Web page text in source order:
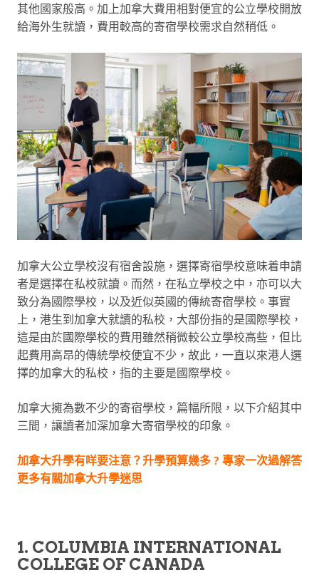
其他國家般高。加上加拿大費用相對便宜的公立學校開放
給海外生就讀，費用較高的寄宿學校需求自然稍低。
加拿大公立學校沒有宿舍設施，選擇寄宿學校意味着申請
者是選擇在私校就讀。而然，在私立學校之中，亦可以大
致分為國際學校，以及近似英國的傳統寄宿學校。事實
上，港生到加拿大就讀的私校，大部份指的是國際學校，
這是由於國際學校的費用雖然稍微較公立學校高些，但比
起費用高昂的傳統學校便宜不少，故此，一直以來港人選
擇的加拿大的私校，指的主要是國際學校。
加拿大擁為數不少的寄宿學校，篇幅所限，以下介紹其中
三間，讓讀者加深加拿大寄宿學校的印象。
加拿大升學有咩要注意？升學預算幾多 ? 專家一次過解答
更多有關加拿大升學迷思
1. COLUMBIA INTERNATIONAL
COLLEGE OF CANADA